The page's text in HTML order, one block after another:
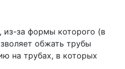
за формы которого (в
обжать трубы
на трубах, в которых